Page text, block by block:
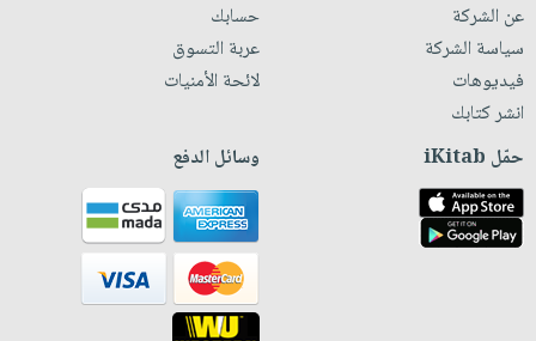
عن الشركة
سياسة الشركة
فيديوهات
انشر كتابك
حسابك
عربة التسوق
لائحة الأمنيات
حمّل iKitab وسائل الدفع